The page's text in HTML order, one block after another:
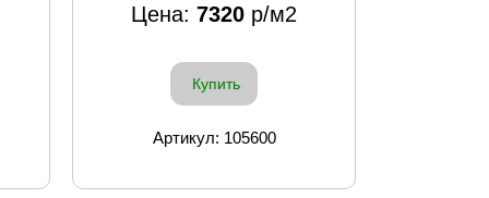
Цена: 7320 р/м2
Купить
Артикул: 105600